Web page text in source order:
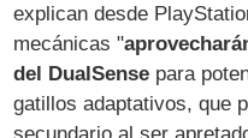
explican desde
mecánicas "
del DualSense para
gatillos adaptativos, que